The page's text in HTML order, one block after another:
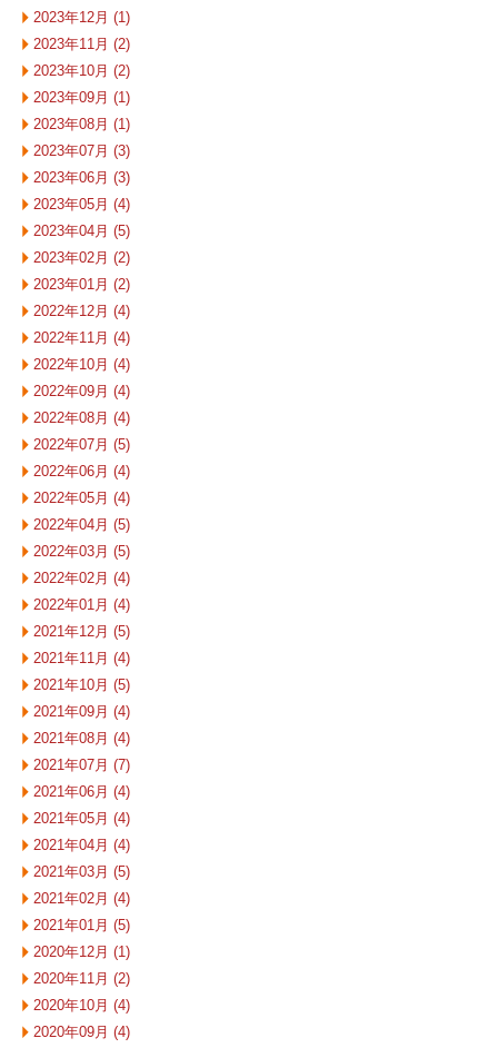
2023年12月 (1)
2023年11月 (2)
2023年10月 (2)
2023年09月 (1)
2023年08月 (1)
2023年07月 (3)
2023年06月 (3)
2023年05月 (4)
2023年04月 (5)
2023年02月 (2)
2023年01月 (2)
2022年12月 (4)
2022年11月 (4)
2022年10月 (4)
2022年09月 (4)
2022年08月 (4)
2022年07月 (5)
2022年06月 (4)
2022年05月 (4)
2022年04月 (5)
2022年03月 (5)
2022年02月 (4)
2022年01月 (4)
2021年12月 (5)
2021年11月 (4)
2021年10月 (5)
2021年09月 (4)
2021年08月 (4)
2021年07月 (7)
2021年06月 (4)
2021年05月 (4)
2021年04月 (4)
2021年03月 (5)
2021年02月 (4)
2021年01月 (5)
2020年12月 (1)
2020年11月 (2)
2020年10月 (4)
2020年09月 (4)